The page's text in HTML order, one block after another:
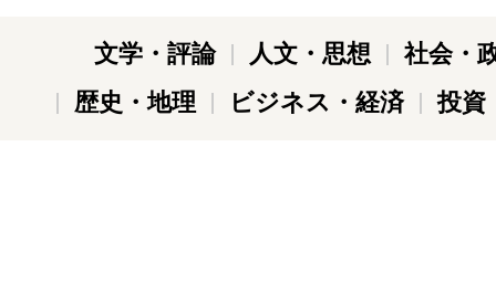
文学・評論 人文・思想
社会・
歴史・地理
ビジネス・経済 投資